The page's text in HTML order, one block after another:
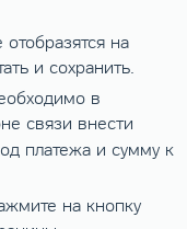
на
и сохранить.
в
связи внести
платежа и сумму к
на кнопку